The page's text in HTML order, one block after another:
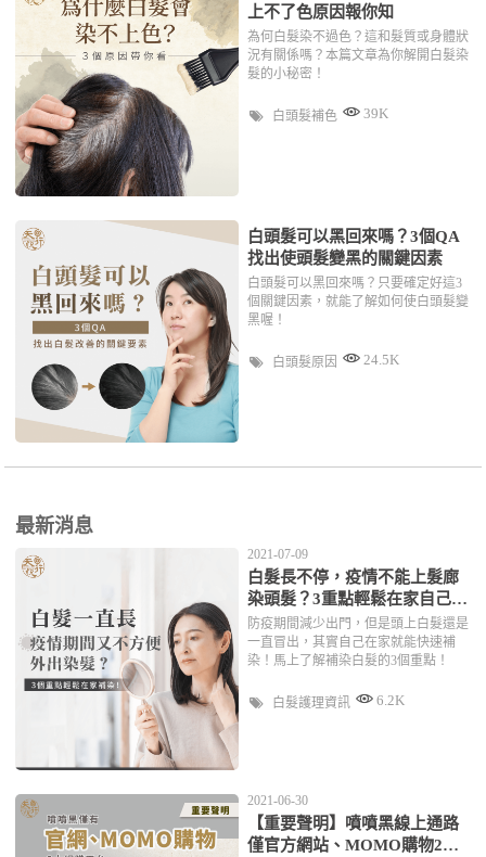
上不了色原因報你知
為何白髮染不過色？這和髮質或身體狀
況有關係嗎？本篇文章為你解開白髮染
髮的小秘密！
白頭髮補色 39K
白頭髮可以黑回來嗎？3個QA
找出使頭髮變黑的關鍵因素
白頭髮可以黑回來嗎？只要確定好這3
個關鍵因素，就能了解如何使白頭髮變
黑喔！
白頭髮原因 24.5K
最新消息
2021-07-09
白髮長不停，疫情不能上髮廊
染頭髮？3重點輕鬆在家自己補
染！
防疫期間減少出門，但是頭上白髮還是
一直冒出，其實自己在家就能快速補
染！馬上了解補染白髮的3個重點！
白髮護理資訊 6.2K
2021-06-30
【重要聲明】噴噴黑線上通路
僅官方網站、MOMO購物2大